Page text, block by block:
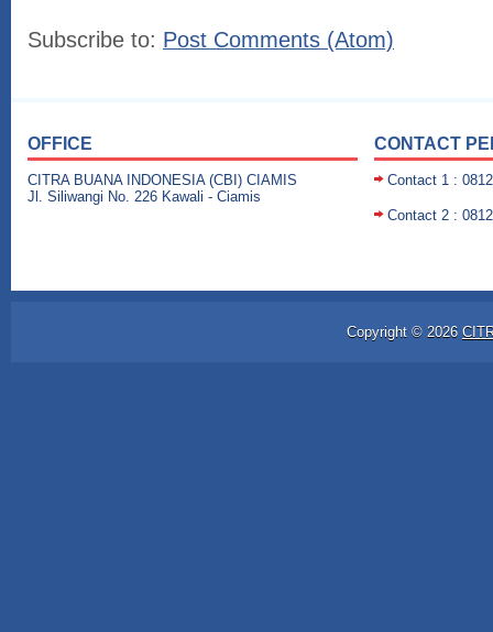
Subscribe to: Post Comments (Atom)
OFFICE
CITRA BUANA INDONESIA (CBI) CIAMIS
Jl. Siliwangi No. 226 Kawali - Ciamis
CONTACT
Contact 1 :
Contact 2 :
Copyright © 2026